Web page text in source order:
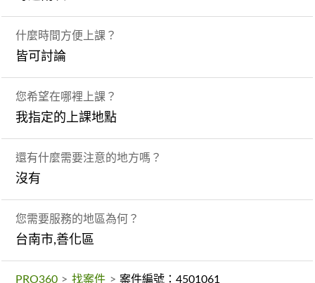
什麼時間方便上課？
皆可討論
您希望在哪裡上課？
我指定的上課地點
還有什麼需要注意的地方嗎？
沒有
您需要服務的地區為何？
台南市,善化區
PRO360 > 找案件 > 案件編號：4501061